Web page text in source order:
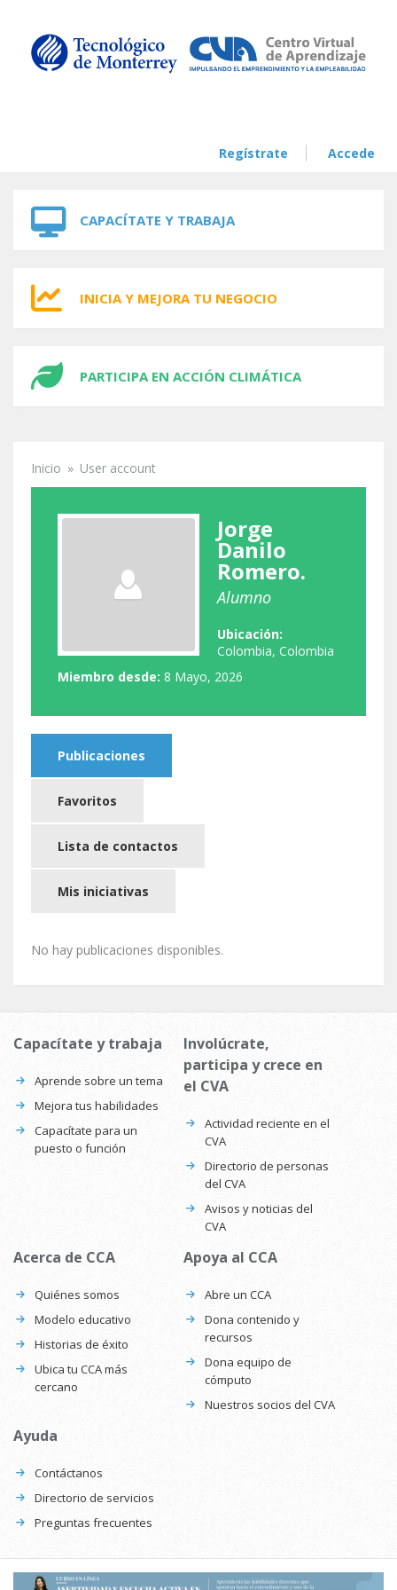
Regístrate Accede
CAPACÍTATE Y TRABAJA
INICIA Y MEJORA TU NEGOCIO
PARTICIPA EN ACCIÓN CLIMÁTICA
Se encuentra usted aquí
Inicio » User account
Jorge
Danilo
Romero.
Alumno
Ubicación:
Colombia, Colombia
Miembro desde: 8 Mayo, 2026
Publicaciones
Favoritos
Lista de contactos
Mis iniciativas
No hay publicaciones disponibles.
Capacítate y trabaja
Aprende sobre un tema
Mejora tus habilidades
Capacítate para un
puesto o función
Involúcrate,
participa y crece en
el CVA
Actividad reciente en el
CVA
Directorio de personas
del CVA
Avisos y noticias del
CVA
Acerca de CCA
Quiénes somos
Modelo educativo
Historias de éxito
Ubica tu CCA más
cercano
Apoya al CCA
Abre un CCA
Dona contenido y
recursos
Dona equipo de
cómputo
Nuestros socios del CVA
Ayuda
Contáctanos
Directorio de servicios
Preguntas frecuentes